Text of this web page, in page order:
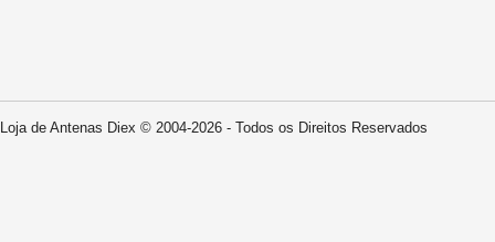
Loja de Antenas Diex © 2004-2026 - Todos os Direitos Reservados